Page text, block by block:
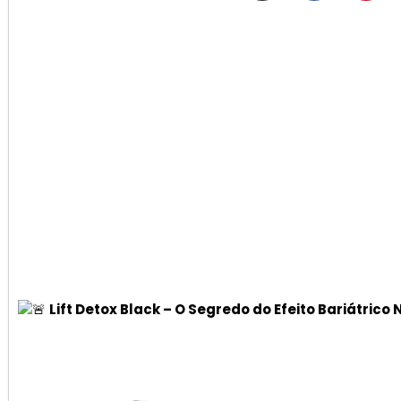
Lift Detox Black – O Segredo do Efeito Bariátrico